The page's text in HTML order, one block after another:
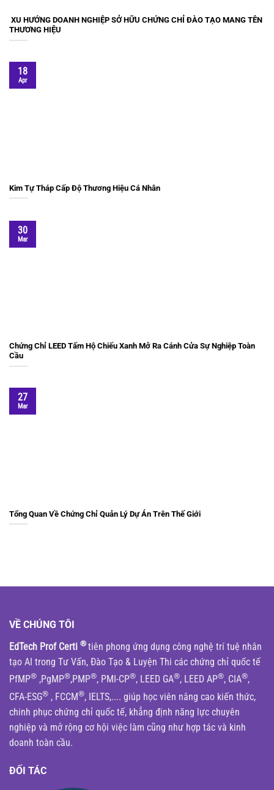
XU HƯỚNG DOANH NGHIỆP SỞ HỮU CHỨNG CHỈ ĐÀO TẠO MANG TÊN
THƯƠNG HIỆU
Kim Tự Tháp Cấp Độ Thương Hiệu Cá Nhân
18
Apr
Chứng Chỉ LEED Tấm Hộ Chiếu Xanh Mở Ra Cánh Cửa Sự Nghiệp Toàn
Cầu
30
Mar
Tổng Quan Về Chứng Chỉ Quản Lý Dự Án Trên Thế Giới
27
Mar
VỀ CHÚNG TÔI
EdTech Prof Certi ® tiên phong ứng dụng công nghệ trí tuệ nhân
tạo AI trong Tư Vấn, Đào Tạo & Luyện Thi các chứng chỉ quốc tế
PfMP® ,PgMP®,PMP®, PMI-CP®, LEED GA®, LEED AP®, CIA®,
CFA-ESG® , FCCM®, IELTS,.... giúp học viên nâng cao kiến thức,
chinh phục chứng chỉ quốc tế, khẳng định năng lực chuyên
nghiệp và mở rộng cơ hội việc làm cũng như hợp tác và kinh
doanh toàn cầu.
ĐỐI TÁC